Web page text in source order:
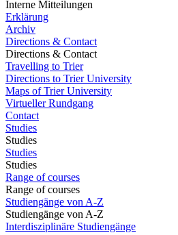
Interne Mitteilungen
Erklärung
Archiv
Directions & Contact
Directions & Contact
Travelling to Trier
Directions to Trier University
Maps of Trier University
Virtueller Rundgang
Contact
Studies
Studies
Studies
Studies
Range of courses
Range of courses
Studiengänge von A-Z
Studiengänge von A-Z
Interdisziplinäre Studiengänge